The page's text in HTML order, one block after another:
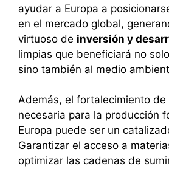
ayudar a Europa a
en el mercado global,
virtuoso de inversión y
limpias que beneficiará no
sino también al medio
Además, el fortalecimiento
necesaria para la producción
Europa puede ser un
Garantizar el acceso a
optimizar las cadenas de